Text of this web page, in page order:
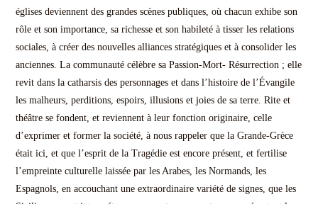
églises deviennent des grandes scènes publiques, où chacun exhibe son
rôle et son importance, sa richesse et son habileté à tisser les relations
sociales, à créer des nouvelles alliances stratégiques et à consolider les
anciennes. La communauté célèbre sa Passion-Mort- Résurrection ; elle
revit dans la catharsis des personnages et dans l’histoire de l’Évangile
les malheurs, perditions, espoirs, illusions et joies de sa terre. Rite et
théâtre se fondent, et reviennent à leur fonction originaire, celle
d’exprimer et former la société, à nous rappeler que la Grande-Grèce
était ici, et que l’esprit de la Tragédie est encore présent, et fertilise
l’empreinte culturelle laissée par les Arabes, les Normands, les
Espagnols, en accouchant une extraordinaire variété de signes, que les